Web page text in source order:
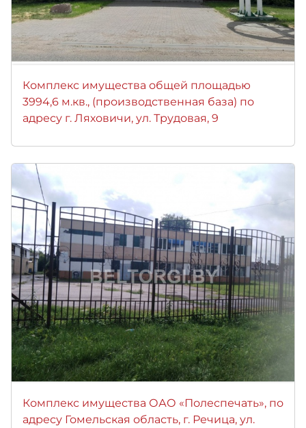
Комплекс имущества общей площадью
3994,6 м.кв., (производственная база) по
адресу г. Ляховичи, ул. Трудовая, 9
Комплекс имущества ОАО «Полеспечать», по
адресу Гомельская область, г. Речица, ул.